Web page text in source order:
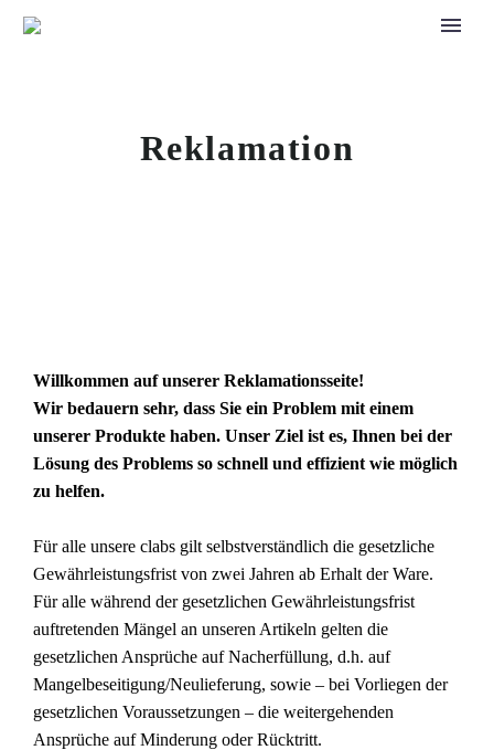
Reklamation
Willkommen auf unserer Reklamationsseite!
Wir bedauern sehr, dass Sie ein Problem mit einem
unserer Produkte haben. Unser Ziel ist es, Ihnen bei der
Lösung des Problems so schnell und effizient wie möglich
zu helfen.
Für alle unsere clabs gilt selbstverständlich die gesetzliche
Gewährleistungsfrist von zwei Jahren ab Erhalt der Ware.
Für alle während der gesetzlichen Gewährleistungsfrist
auftretenden Mängel an unseren Artikeln gelten die
gesetzlichen Ansprüche auf Nacherfüllung, d.h. auf
Mangelbeseitigung/Neulieferung, sowie – bei Vorliegen der
gesetzlichen Voraussetzungen – die weitergehenden
Ansprüche auf Minderung oder Rücktritt.